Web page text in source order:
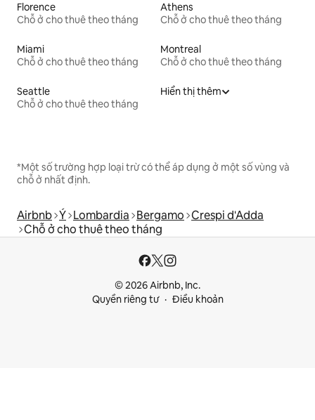
Florence
Chỗ ở cho thuê theo tháng
Athens
Chỗ ở cho thuê theo tháng
Miami
Chỗ ở cho thuê theo tháng
Montreal
Chỗ ở cho thuê theo tháng
Seattle
Chỗ ở cho thuê theo tháng
Hiển thị thêm
*Một số trường hợp loại trừ có thể áp dụng ở một số vùng và
chỗ ở nhất định.
Airbnb Ý Lombardia Bergamo Crespi d'Adda
Chỗ ở cho thuê theo tháng
© 2026 Airbnb, Inc.
Quyền riêng tư
Điều khoản